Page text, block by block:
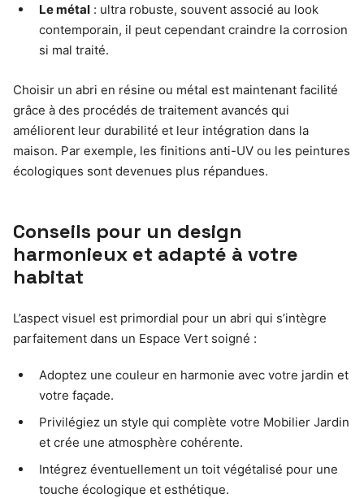
Le métal : ultra robuste, souvent associé au look
contemporain, il peut cependant craindre la corrosion
si mal traité.
Choisir un abri en résine ou métal est maintenant facilité
grâce à des procédés de traitement avancés qui
améliorent leur durabilité et leur intégration dans la
maison. Par exemple, les finitions anti-UV ou les peintures
écologiques sont devenues plus répandues.
Conseils pour un design
harmonieux et adapté à votre
habitat
L’aspect visuel est primordial pour un abri qui s’intègre
parfaitement dans un Espace Vert soigné :
Adoptez une couleur en harmonie avec votre jardin et
votre façade.
Privilégiez un style qui complète votre Mobilier Jardin
et crée une atmosphère cohérente.
Intégrez éventuellement un toit végétalisé pour une
touche écologique et esthétique.